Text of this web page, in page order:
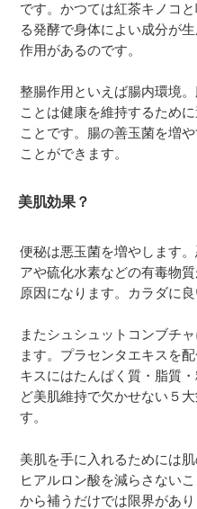
です。かつては紅茶キノコ
る発酵で身体によい成分が
作用があるのです。
整腸作用といえば腸内環境
ことは健康を維持するため
ことです。腸の善玉菌を増
ことができます。
美肌効果？
便秘は悪玉菌を増やします
アや硫化水素などの有毒物
原因になります。カラダに
またシュシュットコンブチ
ます。プラセンタエキスを
キスにはたんぱく質・脂質
ど美肌維持で欠かせない５
す。
美肌を手に入れるためには
ヒアルロン酸を減らさない
から補うだけでは限界があ